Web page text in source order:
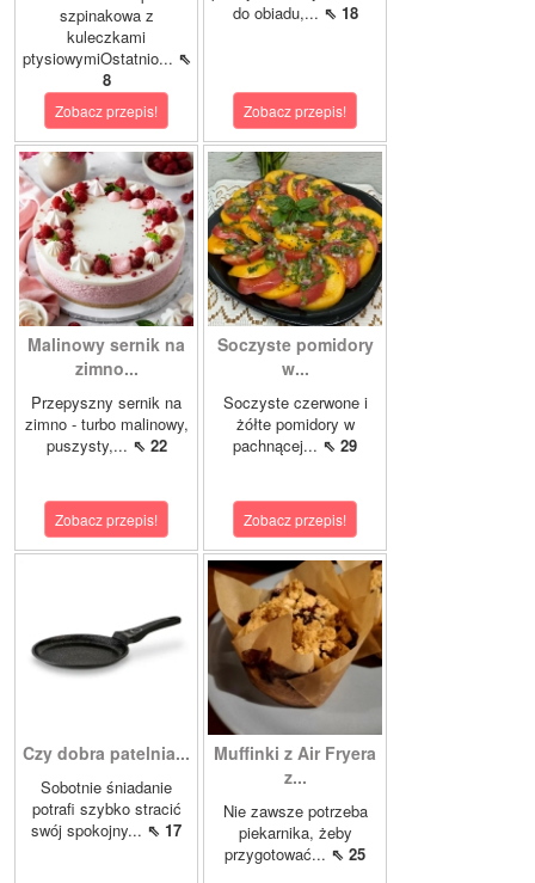
szpinakowa z
kuleczkami
ptysiowymiOstatnio... ⇖
8
Zobacz przepis!
do obiadu,... ⇖ 18
Zobacz przepis!
Malinowy sernik na
zimno...
Przepyszny sernik na
zimno - turbo malinowy,
puszysty,... ⇖ 22
Zobacz przepis!
Soczyste pomidory
w...
Soczyste czerwone i
żółte pomidory w
pachnącej... ⇖ 29
Zobacz przepis!
Czy dobra patelnia...
Sobotnie śniadanie
potrafi szybko stracić
swój spokojny... ⇖ 17
Muffinki z Air Fryera
z...
Nie zawsze potrzeba
piekarnika, żeby
przygotować... ⇖ 25